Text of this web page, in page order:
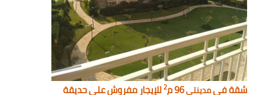
شقة فيمدينتي96 م 2للإيجار مفروش على حديقة